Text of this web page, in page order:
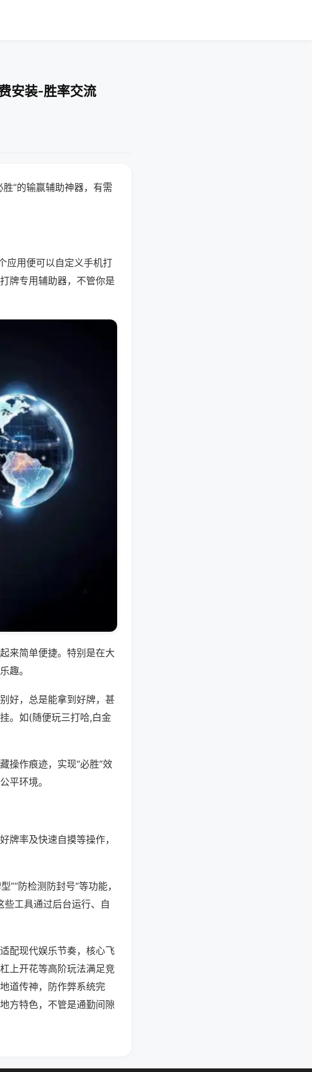
安装-胜率交流
”的输赢辅助神器，有需
应用便可以自定义手机打
牌专用辅助器，不管你是
来简单便捷。特别是在大
趣。
好，总是能拿到好牌，甚
。如(随便玩三打哈,白金
操作痕迹，实现“必胜”效
平环境。
牌率及快速自摸等操作，
防检测防封号”等功能，
些工具通过后台运行、自
配现代娱乐节奏，核心飞
上开花等高阶玩法满足竞
道传神，防作弊系统完
方特色，不管是通勤间隙